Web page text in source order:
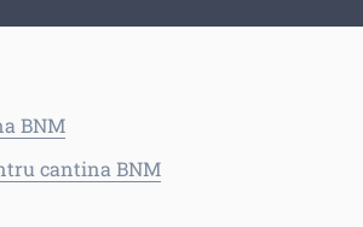
BNM
cantina BNM